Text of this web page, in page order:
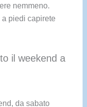
nemmeno.
piedi capirete
il weekend a
da sabato